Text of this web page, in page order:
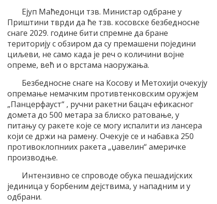
Ејуп Маћедонци тзв. Министар одбране у
Приштини тврди да ће тзв. косовске безбедносне
снаге 2029. године бити спремне да бране
територију с обзиром да су премашени поједини
циљеви, не само када је реч о количини војне
опреме, већ и о врстама наоружања.
Безбедносне снаге на Косову и Метохији очекују
опремање немачким противтенковским оружјем
„Панцерфауст“ , ручни ракетни бацач ефикасног
домета до 500 метара за блиско ратовање, у
питању су ракете које се могу испалити из лансера
који се држи на рамену. Очекује се и набавка 250
противоклопниих ракета „џавелин“ америчке
производње.
Интензивно се спроводе обука пешадијских
јединица у борбеним дејствима, у нападним и у
одбрани.